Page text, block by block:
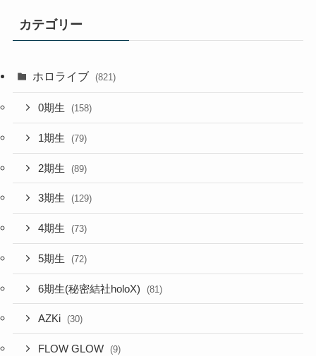
カテゴリー
ホロライブ (821)
0期生 (158)
1期生 (79)
2期生 (89)
3期生 (129)
4期生 (73)
5期生 (72)
6期生(秘密結社holoX) (81)
AZKi (30)
FLOW GLOW (9)